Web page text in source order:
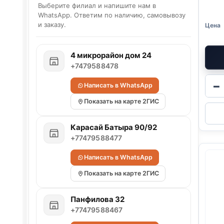
−
Выберите филиал и напишите нам в
WhatsApp. Ответим по наличию, самовывозу
и заказу.
4 микрорайон дом 24
+7479588478
Написать в WhatsApp
Показать на карте 2ГИС
Карасай Батыра 90/92
+77479588477
Написать в WhatsApp
Показать на карте 2ГИС
Панфилова 32
+77479588467